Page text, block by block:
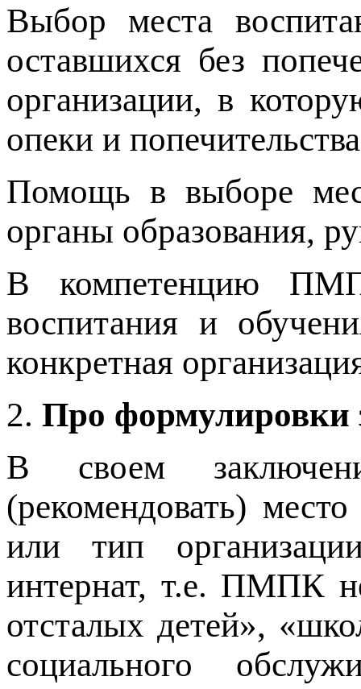
Выбор места
оставшихся без
организации, в
опеки и
Помощь в выборе
органы образования,
В компетенцию
воспитания и
конкретная
2. Про
В своем
(рекомендовать)
или тип
интернат, т.е. ПМПК
отсталых детей»,
социального